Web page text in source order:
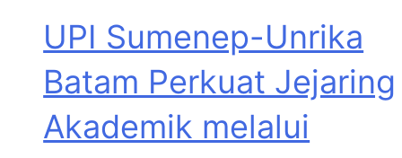
UPI Sumenep-Unrika
Batam Perkuat Jejaring
Akademik melalui